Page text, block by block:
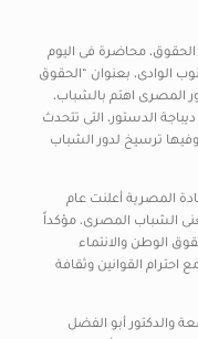
محاضرة فى اليوم
الوادى، بعنوان “الحقوق
المصرى اهتم بالشباب،
الدستور، التى تتحدث
ترسيخ لدور الشباب
المصرية أعلنت عام
الشباب المصرى، مؤكداً
الوطن والانتماء
القوانين وثقافة
والدكتور أبو الفضل